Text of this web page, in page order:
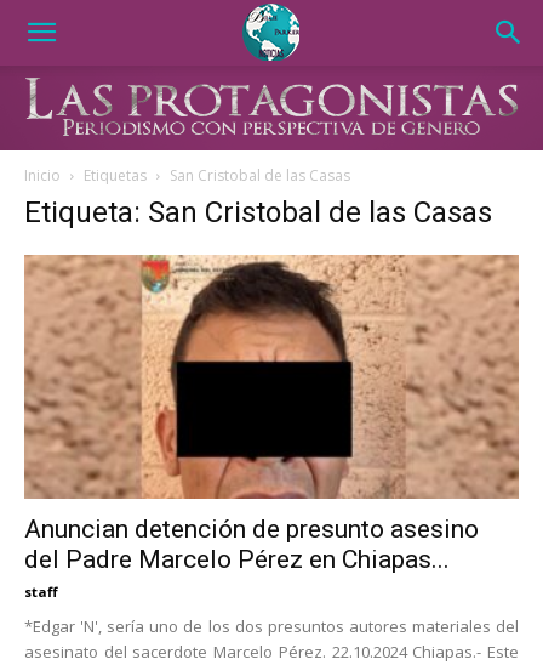
Inicio Etiquetas San Cristobal de las Casas
Etiqueta: San Cristobal de las Casas
Anuncian detención de presunto asesino
del Padre Marcelo Pérez en Chiapas...
staff
*Edgar 'N', sería uno de los dos presuntos autores materiales del
asesinato del sacerdote Marcelo Pérez. 22.10.2024 Chiapas.- Este